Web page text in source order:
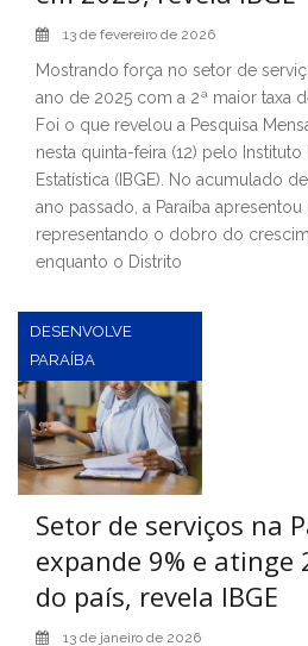
13 de fevereiro de 2026
Mostrando força no setor de
ano de 2025 com a 2ª maior taxa
Foi o que revelou a Pesquisa
nesta quinta-feira (12) pelo
Estatística (IBGE). No acumulado
ano passado, a Paraíba apresentou
representando o dobro do
enquanto o Distrito
DESENVOLVE
PARAÍBA
Setor de serviços na
expande 9% e atinge
do país, revela IBGE
13 de janeiro de 2026